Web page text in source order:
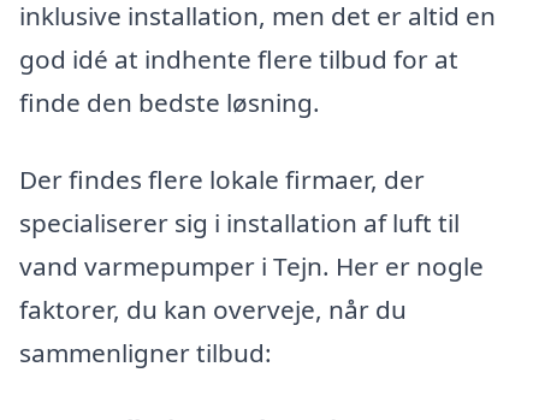
inklusive installation, men det er altid en
god idé at indhente flere tilbud for at
finde den bedste løsning.
Der findes flere lokale firmaer, der
specialiserer sig i installation af luft til
vand varmepumper i Tejn. Her er nogle
faktorer, du kan overveje, når du
sammenligner tilbud: